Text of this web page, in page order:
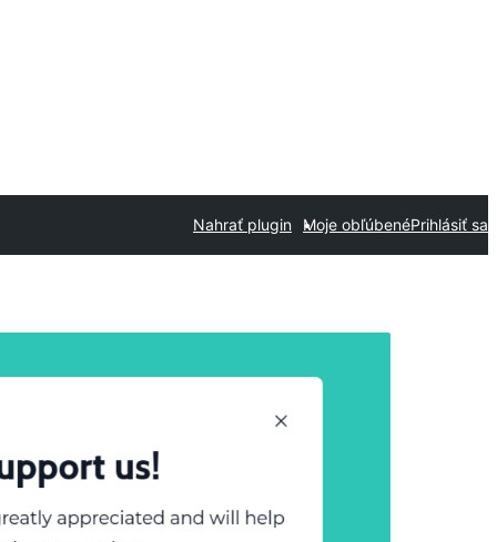
Nahrať plugin Moje obľúbenéPrihlásiť sa